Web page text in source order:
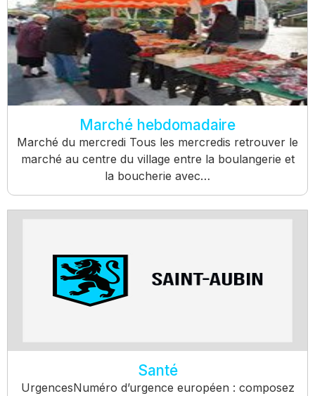
Marché hebdomadaire
Marché du mercredi Tous les mercredis retrouver le
marché au centre du village entre la boulangerie et
la boucherie avec…
Santé
UrgencesNuméro d’urgence européen : composez